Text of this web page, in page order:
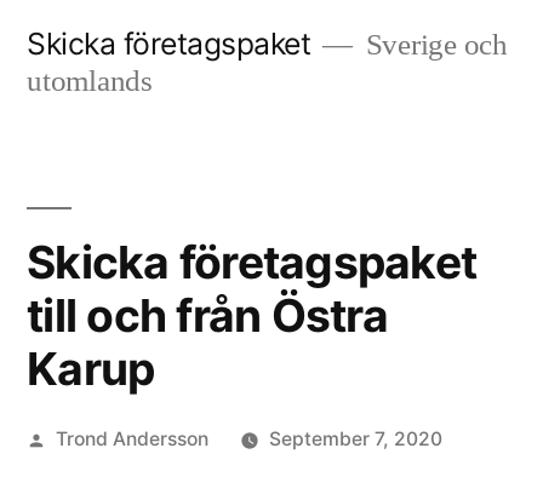
Skicka företagspaket
Sverige och
utomlands
Skicka företagspaket
till och från Östra
Karup
Posted
Trond Andersson September 7, 2020